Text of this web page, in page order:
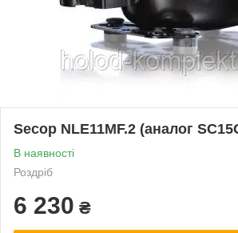
Secop NLE11MF.2 (аналог
В наявності
Роздріб
6 230 ₴